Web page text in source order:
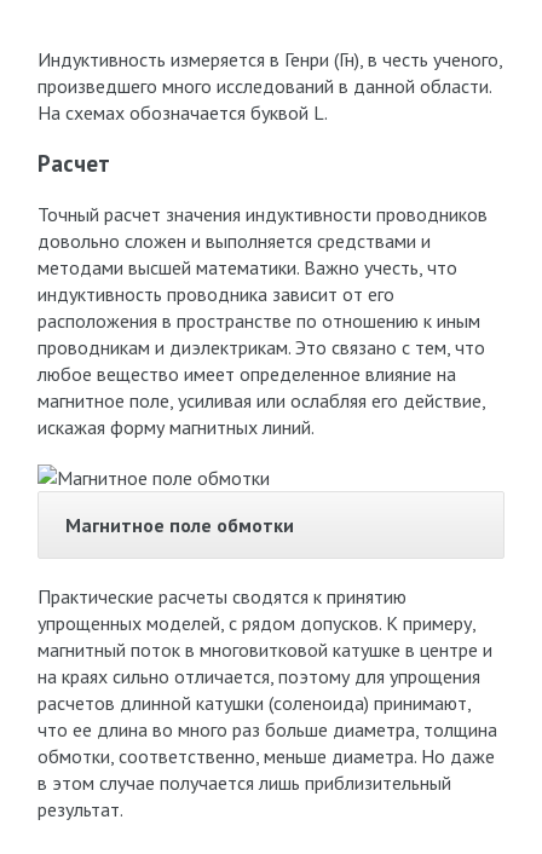
Индуктивность измеряется в Генри (Гн), в честь ученого,
произведшего много исследований в данной области.
На схемах обозначается буквой L.
Расчет
Точный расчет значения индуктивности проводников
довольно сложен и выполняется средствами и
методами высшей математики. Важно учесть, что
индуктивность проводника зависит от его
расположения в пространстве по отношению к иным
проводникам и диэлектрикам. Это связано с тем, что
любое вещество имеет определенное влияние на
магнитное поле, усиливая или ослабляя его действие,
искажая форму магнитных линий.
Магнитное поле обмотки
Практические расчеты сводятся к принятию
упрощенных моделей, с рядом допусков. К примеру,
магнитный поток в многовитковой катушке в центре и
на краях сильно отличается, поэтому для упрощения
расчетов длинной катушки (соленоида) принимают,
что ее длина во много раз больше диаметра, толщина
обмотки, соответственно, меньше диаметра. Но даже
в этом случае получается лишь приблизительный
результат.